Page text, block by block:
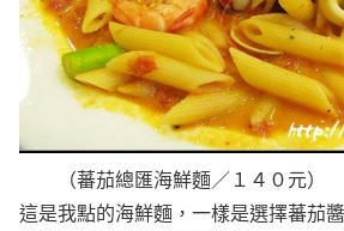
（蕃茄總匯海鮮麵／１４０元）
這是我點的海鮮麵，一樣是選擇蕃茄醬